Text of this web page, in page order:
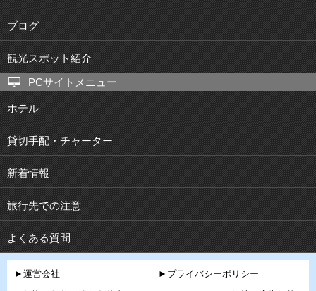
ブログ
観光スポット紹介
PCサイトメニュー
ホテル
貸切手配・チャーター
新着情報
旅行先での注意
よくある質問
►運営会社
►プライバシーポリシー